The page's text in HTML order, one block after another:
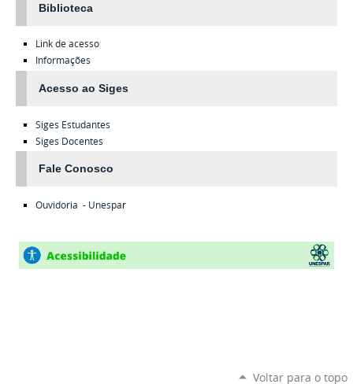
Biblioteca
Link de acesso
Informações
Acesso ao Siges
Siges Estudantes
Siges Docentes
Fale Conosco
Ouvidoria - Unespar
Voltar para o topo